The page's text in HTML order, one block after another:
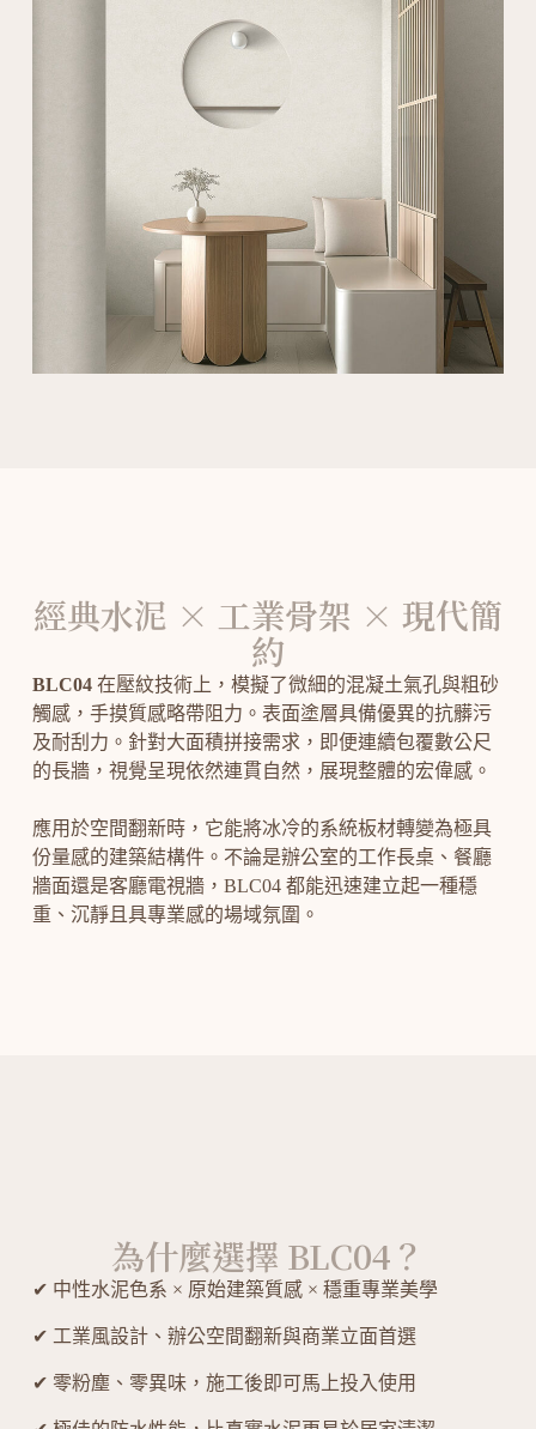
經典水泥 × 工業骨架 × 現代簡
約
BLC04 在壓紋技術上，模擬了微細的混凝土氣孔與粗砂
觸感，手摸質感略帶阻力。表面塗層具備優異的抗髒污
及耐刮力。針對大面積拼接需求，即便連續包覆數公尺
的長牆，視覺呈現依然連貫自然，展現整體的宏偉感。
應用於空間翻新時，它能將冰冷的系統板材轉變為極具
份量感的建築結構件。不論是辦公室的工作長桌、餐廳
牆面還是客廳電視牆，BLC04 都能迅速建立起一種穩
重、沉靜且具專業感的場域氛圍。
為什麼選擇 BLC04？
✔ 中性水泥色系 × 原始建築質感 × 穩重專業美學
✔ 工業風設計、辦公空間翻新與商業立面首選
✔ 零粉塵、零異味，施工後即可馬上投入使用